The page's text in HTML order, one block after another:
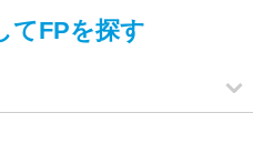
てFPを探す